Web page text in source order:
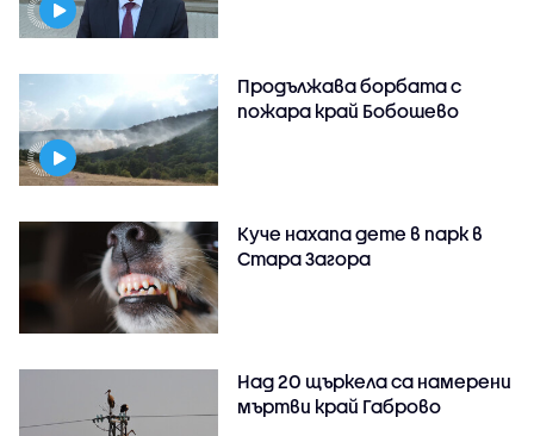
Продължава борбата с
пожара край Бобошево
Куче нахапа дете в парк в
Стара Загора
Над 20 щъркела са намерени
мъртви край Габрово